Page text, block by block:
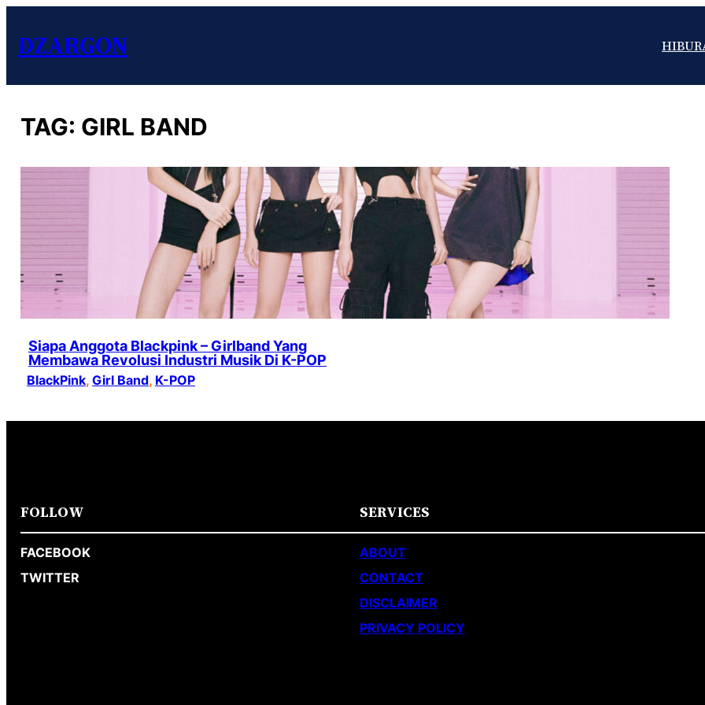
DZARGON
TAG: GIRL BAND
Siapa Anggota Blackpink – Girlband Yang
Membawa Revolusi Industri Musik Di K-POP
BlackPink, Girl Band, K-POP
FOLLOW
FACEBOOK
TWITTER
SERVICES
ABOUT
CONTACT
DISCLAIMER
PRIVACY POLICY